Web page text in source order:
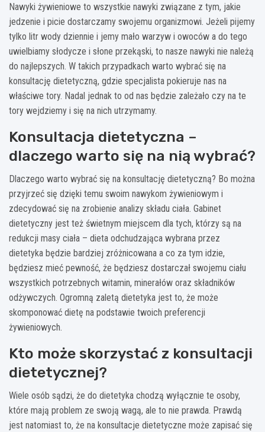
Nawyki żywieniowe to wszystkie nawyki związane z tym, jakie
jedzenie i picie dostarczamy swojemu organizmowi. Jeżeli pijemy
tylko litr wody dziennie i jemy mało warzyw i owoców a do tego
uwielbiamy słodycze i słone przekąski, to nasze nawyki nie należą
do najlepszych. W takich przypadkach warto wybrać się na
konsultację dietetyczną, gdzie specjalista pokieruje nas na
właściwe tory. Nadal jednak to od nas będzie zależało czy na te
tory wejdziemy i się na nich utrzymamy.
Konsultacja dietetyczna –
dlaczego warto się na nią wybrać?
Dlaczego warto wybrać się na konsultację dietetyczną? Bo można
przyjrzeć się dzięki temu swoim nawykom żywieniowym i
zdecydować się na zrobienie analizy składu ciała. Gabinet
dietetyczny jest też świetnym miejscem dla tych, którzy są na
redukcji masy ciała – dieta odchudzająca wybrana przez
dietetyka będzie bardziej zróżnicowana a co za tym idzie,
będziesz mieć pewność, że będziesz dostarczał swojemu ciału
wszystkich potrzebnych witamin, minerałów oraz składników
odżywczych. Ogromną zaletą dietetyka jest to, że może
skomponować dietę na podstawie twoich preferencji
żywieniowych.
Kto może skorzystać z konsultacji
dietetycznej?
Wiele osób sądzi, że do dietetyka chodzą wyłącznie te osoby,
które mają problem ze swoją wagą, ale to nie prawda. Prawdą
jest natomiast to, że na konsultacje dietetyczne może zapisać się